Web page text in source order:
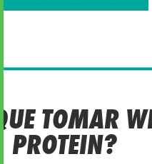
TOMAR
PROTEIN?